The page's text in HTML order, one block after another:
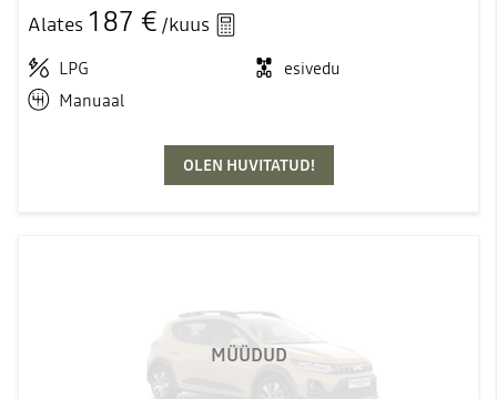
Alates 187 € /kuus
LPG
esivedu
Manuaal
OLEN HUVITATUD!
MÜÜDUD